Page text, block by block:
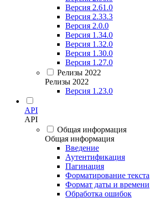
Версия 2.61.0
Версия 2.33.3
Версия 2.0.0
Версия 1.34.0
Версия 1.32.0
Версия 1.30.0
Версия 1.27.0
Релизы 2022
Релизы 2022
Версия 1.23.0
API
API
Общая информация
Общая информация
Введение
Аутентификация
Пагинация
Форматирование текста
Формат даты и времени
Обработка ошибок